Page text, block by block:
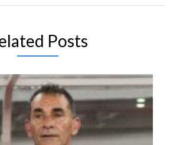
Posts